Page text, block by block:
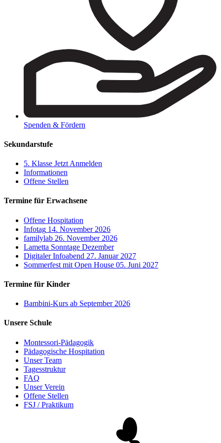
Spenden & Fördern
Sekundarstufe
5. Klasse Jetzt Anmelden
Informationen
Offene Stellen
Termine für Erwachsene
Offene Hospitation
Infotag 14. November 2026
familylab 26. November 2026
Lametta Sonntage Dezember
Digitaler Infoabend 27. Januar 2027
Sommerfest mit Open House 05. Juni 2027
Termine für Kinder
Bambini-Kurs ab September 2026
Unsere Schule
Montessori-Pädagogik
Pädagogische Hospitation
Unser Team
Tagesstruktur
FAQ
Unser Verein
Offene Stellen
FSJ / Praktikum